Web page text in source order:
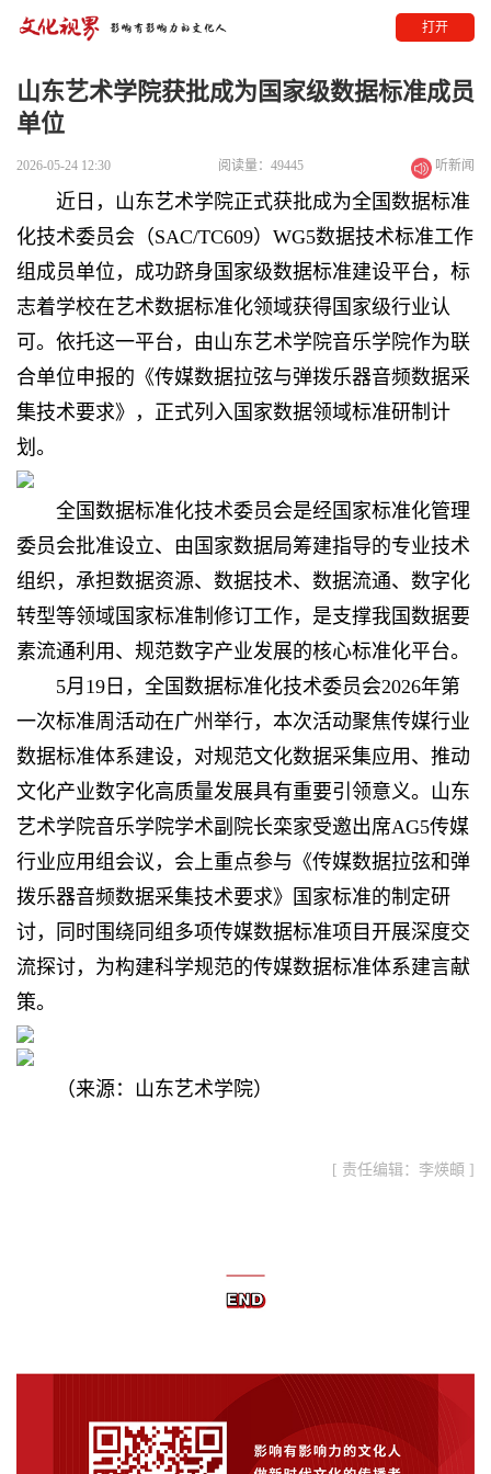
打开
山东艺术学院获批成为国家级数据标准成员
单位
2026-05-24 12:30 阅读量：49445 听新闻
近日， 山东艺术学院正式获批成为全国数据标准
化技术委员会（SAC/TC609）WG5数据技术标准工作
组成员单位，成功跻身国家级数据标准建设平台，标
志着学校在艺术数据标准化领域获得国家级行业认
可。依托这一平台，由 山东艺术学院音乐学院作为联
合单位申报的《传媒数据拉弦与弹拨乐器音频数据采
集技术要求》，正式列入国家数据领域标准研制计
划。
全国数据标准化技术委员会是经国家标准化管理
委员会批准设立、由国家数据局筹建指导的专业技术
组织，承担数据资源、数据技术、数据流通、数字化
转型等领域国家标准制修订工作，是支撑我国数据要
素流通利用、规范数字产业发展的核心标准化平台。
5月19日，全国数据标准化技术委员会2026年第
一次标准周活动在广州举行，本次活动聚焦传媒行业
数据标准体系建设，对规范文化数据采集应用、推动
文化产业数字化高质量发展具有重要引领意义。 山东
艺术学院音乐学院学术副院长栾家受邀出席AG5传媒
行业应用组会议，会上重点参与《传媒数据拉弦和弹
拨乐器音频数据采集技术要求》国家标准的制定研
讨，同时围绕同组多项传媒数据标准项目开展深度交
流探讨，为构建科学规范的传媒数据标准体系建言献
策。
（来源：山东艺术学院）
[ 责任编辑：李煐頔 ]